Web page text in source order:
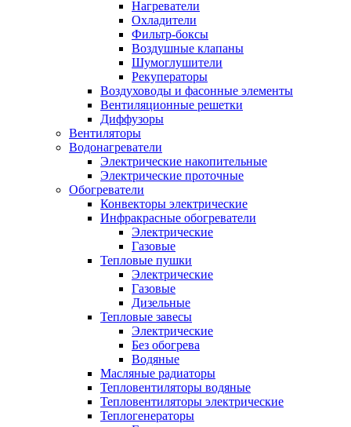
Нагреватели
Охладители
Фильтр-боксы
Воздушные клапаны
Шумоглушители
Рекуператоры
Воздуховоды и фасонные элементы
Вентиляционные решетки
Диффузоры
Вентиляторы
Водонагреватели
Электрические накопительные
Электрические проточные
Обогреватели
Конвекторы электрические
Инфракрасные обогреватели
Электрические
Газовые
Тепловые пушки
Электрические
Газовые
Дизельные
Тепловые завесы
Электрические
Без обогрева
Водяные
Масляные радиаторы
Тепловентиляторы водяные
Тепловентиляторы электрические
Теплогенераторы